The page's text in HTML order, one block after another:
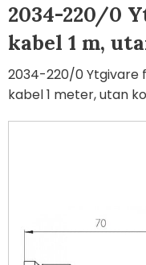
2034-220/0
kabel 1 m,
2034-220/0 Ytgivare
kabel 1 meter, utan